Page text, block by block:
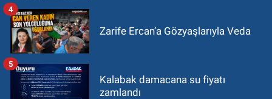
Zarife Ercan’a Gözyaşlarıyla Veda
4
Kalabak damacana su fiyatı
zamlandı
5